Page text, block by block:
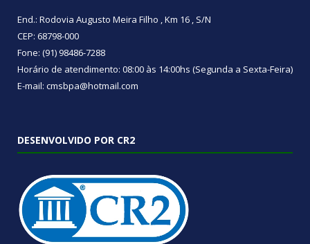
End.: Rodovia Augusto Meira Filho , Km 16 , S/N
CEP: 68798-000
Fone: (91) 98486-7288
Horário de atendimento: 08:00 às 14:00hs (Segunda a Sexta-Feira)
E-mail: cmsbpa@hotmail.com
DESENVOLVIDO POR CR2